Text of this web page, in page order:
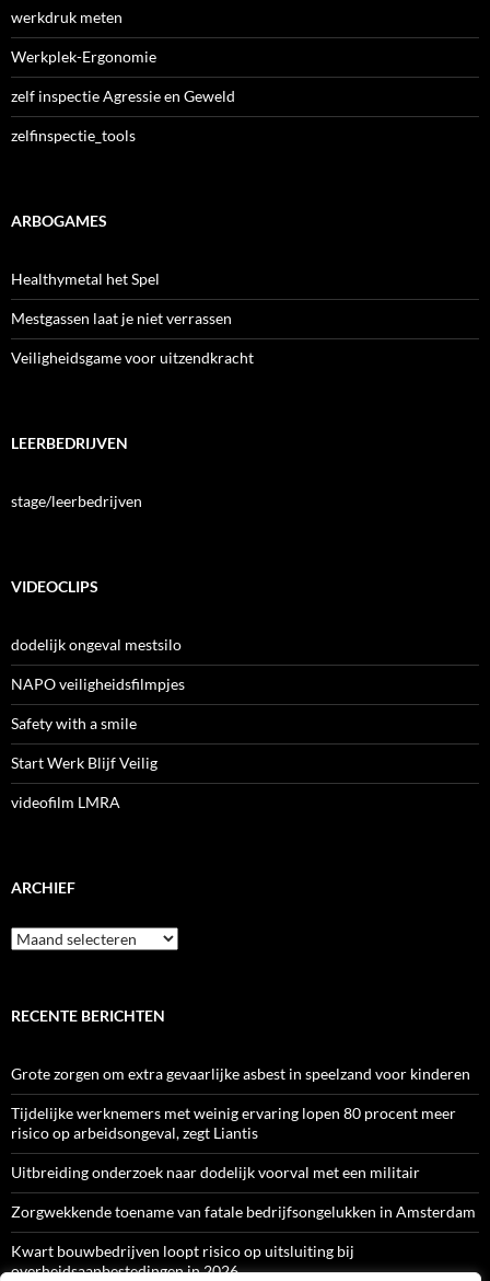
werkdruk meten
Werkplek-Ergonomie
zelf inspectie Agressie en Geweld
zelfinspectie_tools
ARBOGAMES
Healthymetal het Spel
Mestgassen laat je niet verrassen
Veiligheidsgame voor uitzendkracht
LEERBEDRIJVEN
stage/leerbedrijven
VIDEOCLIPS
dodelijk ongeval mestsilo
NAPO veiligheidsfilmpjes
Safety with a smile
Start Werk Blijf Veilig
videofilm LMRA
ARCHIEF
Archief
RECENTE BERICHTEN
Grote zorgen om extra gevaarlijke asbest in speelzand voor kinderen
Tijdelijke werknemers met weinig ervaring lopen 80 procent meer
risico op arbeidsongeval, zegt Liantis
Uitbreiding onderzoek naar dodelijk voorval met een militair
Zorgwekkende toename van fatale bedrijfsongelukken in Amsterdam
Kwart bouwbedrijven loopt risico op uitsluiting bij
overheidsaanbestedingen in 2026